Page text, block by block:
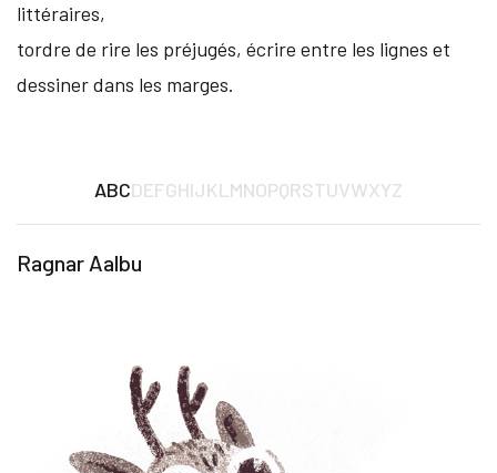
littéraires,
tordre de rire les préjugés, écrire entre les lignes et
dessiner dans les marges.
ABCDEFGHIJKLMNOPQRSTUVWXYZ
Ragnar Aalbu